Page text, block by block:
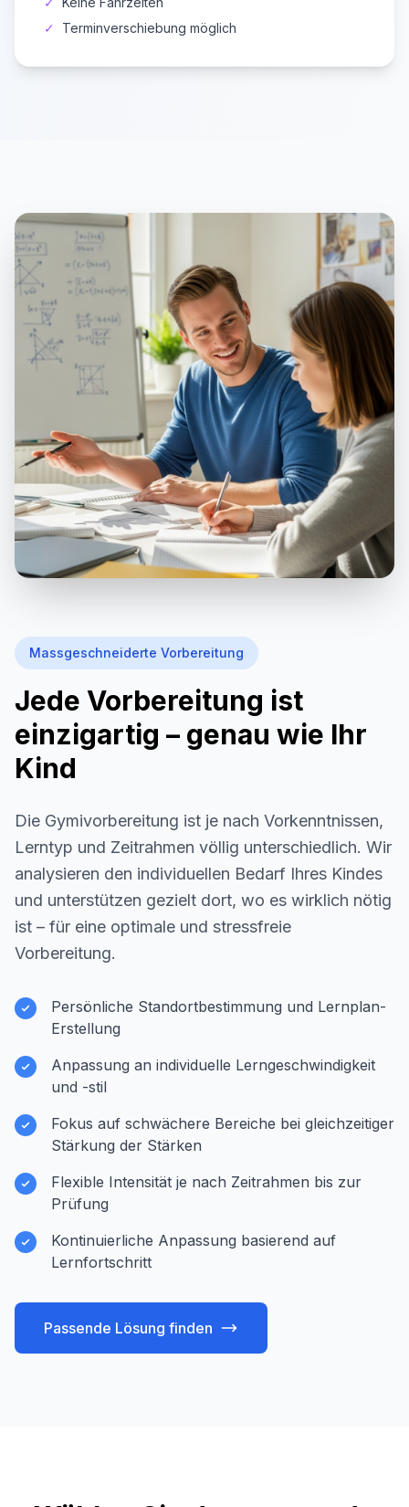
✓
Terminverschiebung möglich
Massgeschneiderte Vorbereitung
Jede Vorbereitung ist
einzigartig – genau wie Ihr
Kind
Die Gymivorbereitung ist je nach Vorkenntnissen,
Lerntyp und Zeitrahmen völlig unterschiedlich. Wir
analysieren den individuellen Bedarf Ihres Kindes
und unterstützen gezielt dort, wo es wirklich nötig
ist – für eine optimale und stressfreie
Vorbereitung.
Persönliche Standortbestimmung und Lernplan-
Erstellung
Anpassung an individuelle Lerngeschwindigkeit
und -stil
Fokus auf schwächere Bereiche bei gleichzeitiger
Stärkung der Stärken
Flexible Intensität je nach Zeitrahmen bis zur
Prüfung
Kontinuierliche Anpassung basierend auf
Lernfortschritt
Passende Lösung finden